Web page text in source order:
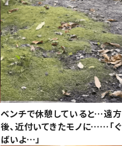
ベンチで休憩していると…遠
後、近付いてきたモノに……「ぐ
ばいよ…」